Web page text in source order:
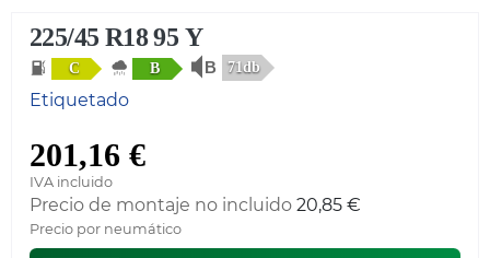
225/45 R18 95 Y
C B 71db
Etiquetado
201,16 €
IVA incluido
Precio de montaje no incluido 20,85 €
Precio por neumático